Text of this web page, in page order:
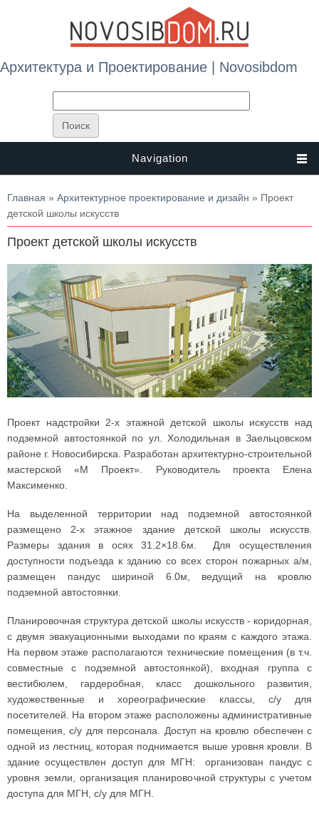
Архитектура и Проектирование | Novosibdom
Navigation
Вы здесь
Главная » Архитектурное проектирование и дизайн » Проект
детской школы искусств
Проект детской школы искусств
Проект надстройки 2-х этажной детской школы искусств над
подземной автостоянкой по ул. Холодильная в Заельцовском
районе г. Новосибирска. Разработан архитектурно-строительной
мастерской «М Проект». Руководитель проекта Елена
Максименко.
На выделенной территории над подземной автостоянкой
размещено 2-х этажное здание детской школы искусств.
Размеры здания в осях 31.2×18.6м. Для осуществления
доступности подъезда к зданию со всех сторон пожарных а/м,
размещен пандус шириной 6.0м, ведущий на кровлю
подземной автостоянки.
Планировочная структура детской школы искусств - коридорная,
с двумя эвакуационными выходами по краям с каждого этажа.
На первом этаже располагаются технические помещения (в т.ч.
совместные с подземной автостоянкой), входная группа с
вестибюлем, гардеробная, класс дошкольного развития,
художественные и хореографические классы, с/у для
посетителей. На втором этаже расположены административные
помещения, с/у для персонала. Доступ на кровлю обеспечен с
одной из лестниц, которая поднимается выше уровня кровли. В
здание осуществлен доступ для МГН: организован пандус с
уровня земли, организация планировочной структуры с учетом
доступа для МГН, с/у для МГН.